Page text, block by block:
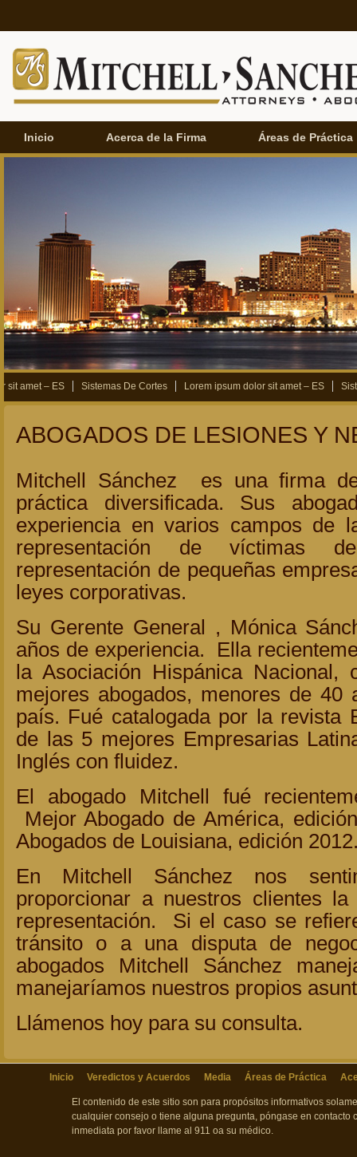
Inicio Acerca de la Firma Áreas de Práctica
amet – ES Sistemas De Cortes Lorem ipsum dolor sit amet – ES
ABOGADOS DE LESIONES Y
Mitchell Sánchez es una firma
práctica diversificada. Sus
experiencia en varios campos de
representación de víctimas
representación de pequeñas
leyes corporativas.
Su Gerente General , Mónica
años de experiencia. Ella
la Asociación Hispánica
mejores abogados, menores de
país. Fué catalogada por la revista
de las 5 mejores Empresarias
Inglés con fluidez.
El abogado Mitchell fué
Mejor Abogado de América,
Abogados de Louisiana, edición
En Mitchell Sánchez nos
proporcionar a nuestros clientes
representación. Si el caso se
tránsito o a una disputa de
abogados Mitchell Sánchez
manejaríamos nuestros propios
Llámenos hoy para su consulta.
Inicio Veredictos y Acuerdos Media Áreas de Práctica
El contenido de este sitio son para propósitos informativos
cualquier consejo o tiene alguna pregunta, póngase en
inmediata por favor llame al 911 oa su médico.